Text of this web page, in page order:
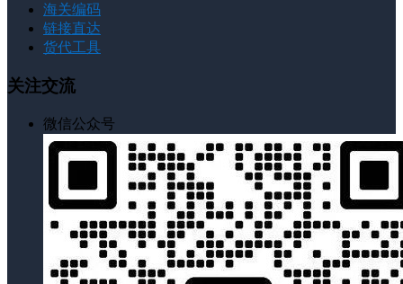
海关编码
链接直达
货代工具
关注交流
微信公众号